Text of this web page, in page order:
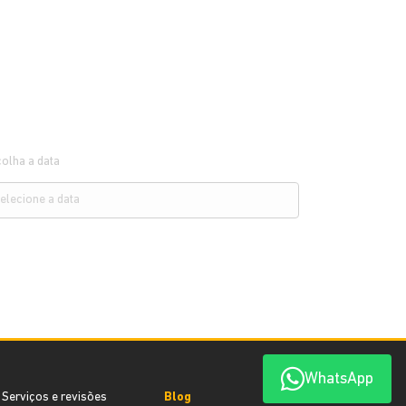
a data
WhatsApp
Serviços e revisões Blog